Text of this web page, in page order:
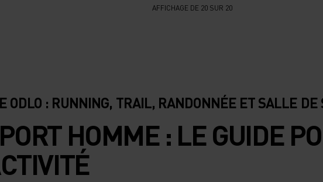
AFFICHAGE DE 20 SUR 20
ODLO : RUNNING, TRAIL, RANDONNÉE ET SALLE DE
HOMME : LE GUIDE